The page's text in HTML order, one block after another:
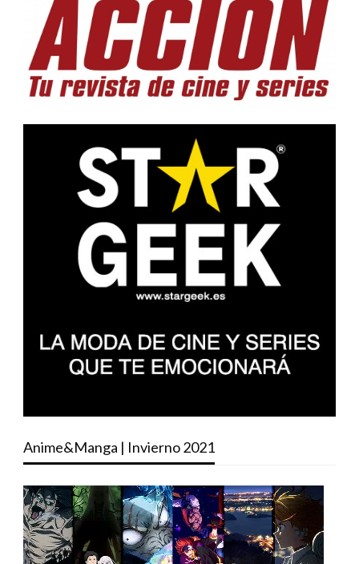
Anime&Manga | Invierno 2021